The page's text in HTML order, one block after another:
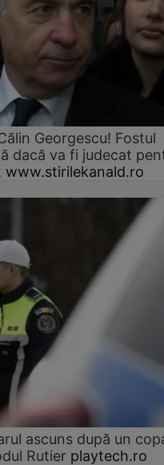
Georgescu! Fostul
dacă va fi judecat
www.stirilekanald.ro
ascuns după un
Rutier playtech.ro